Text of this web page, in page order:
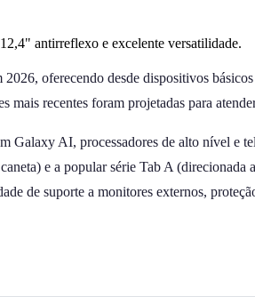
antirreflexo e excelente versatilidade.
oferecendo desde dispositivos
recentes foram projetadas para
Galaxy AI, processadores de alto nível
e a popular série Tab A (direcionada
de suporte a monitores externos,